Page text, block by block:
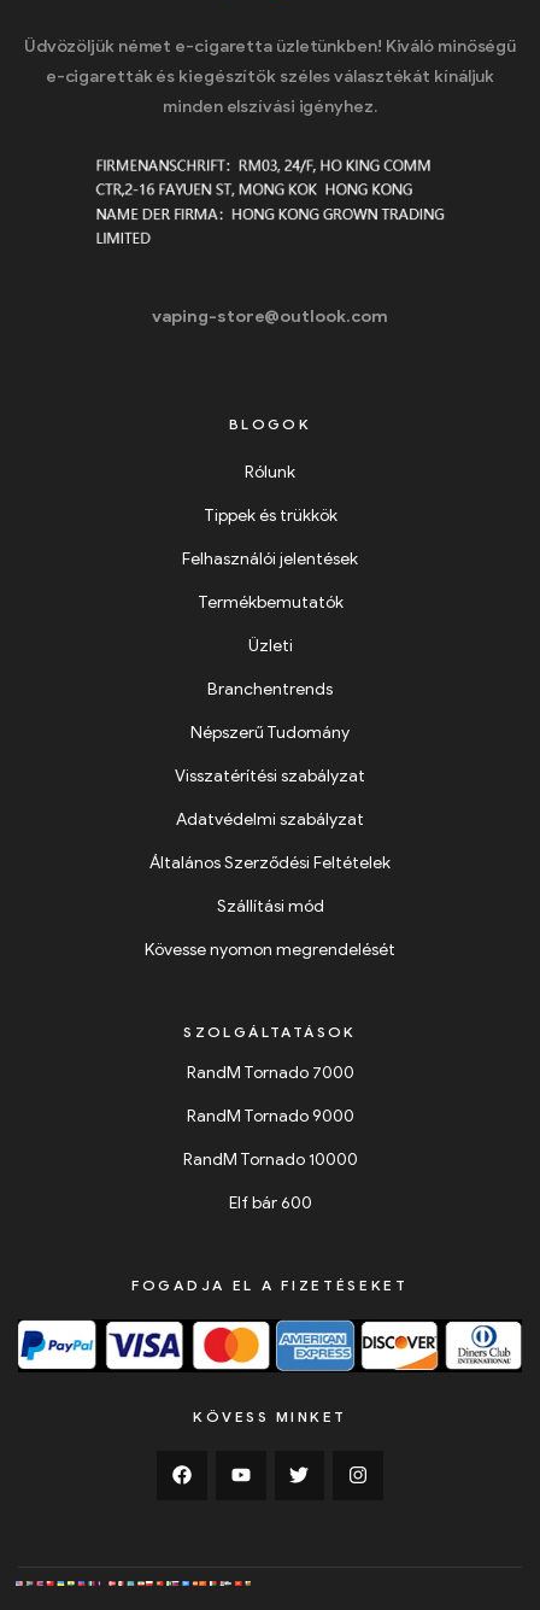
Üdvözöljük német e-cigaretta üzletünkben! Kiváló minőségű
e-cigaretták és kiegészítők széles választékát kínáljuk
minden elszívási igényhez.
vaping-store@outlook.com
BLOGOK
Rólunk
Tippek és trükkök
Felhasználói jelentések
Termékbemutatók
Üzleti
Branchentrends
Népszerű Tudomány
Visszatérítési szabályzat
Adatvédelmi szabályzat
Általános Szerződési Feltételek
Szállítási mód
Kövesse nyomon megrendelését
SZOLGÁLTATÁSOK
RandM Tornado 7000
RandM Tornado 9000
RandM Tornado 10000
Elf bár 600
FOGADJA EL A FIZETÉSEKET
KÖVESS MINKET